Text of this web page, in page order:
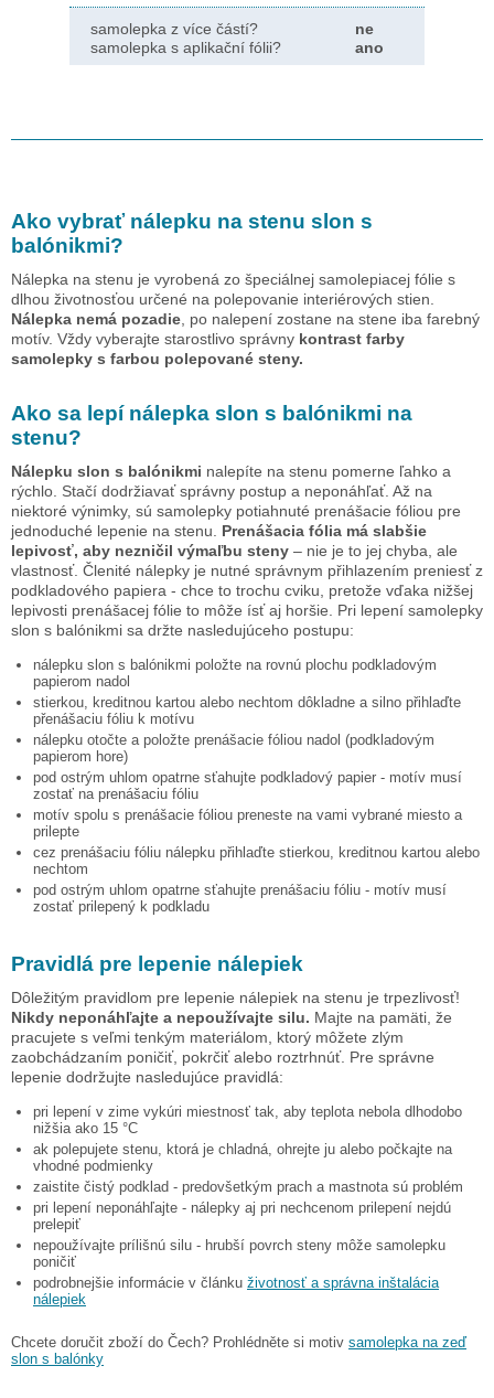
samolepka z více částí?
ne
samolepka s aplikační fólii?
ano
Ako vybrať nálepku na stenu slon s
balónikmi?
Nálepka na stenu je vyrobená zo špeciálnej samolepiacej fólie s
dlhou životnosťou určené na polepovanie interiérových stien.
Nálepka nemá pozadie , po nalepení zostane na stene iba farebný
motív. Vždy vyberajte starostlivo správny kontrast farby
samolepky s farbou polepované steny.
Ako sa lepí nálepka slon s balónikmi na
stenu?
Nálepku slon s balónikmi nalepíte na stenu pomerne ľahko a
rýchlo. Stačí dodržiavať správny postup a neponáhľať. Až na
niektoré výnimky, sú samolepky potiahnuté prenášacie fóliou pre
jednoduché lepenie na stenu. Prenášacia fólia má slabšie
lepivosť, aby nezničil výmaľbu steny – nie je to jej chyba, ale
vlastnosť. Členité nálepky je nutné správnym přihlazením preniesť z
podkladového papiera - chce to trochu cviku, pretože vďaka nižšej
lepivosti prenášacej fólie to môže ísť aj horšie. Pri lepení samolepky
slon s balónikmi sa držte nasledujúceho postupu:
nálepku slon s balónikmi položte na rovnú plochu podkladovým
papierom nadol
stierkou, kreditnou kartou alebo nechtom dôkladne a silno přihlaďte
přenášaciu fóliu k motívu
nálepku otočte a položte prenášacie fóliou nadol (podkladovým
papierom hore)
pod ostrým uhlom opatrne sťahujte podkladový papier - motív musí
zostať na prenášaciu fóliu
motív spolu s prenášacie fóliou preneste na vami vybrané miesto a
prilepte
cez prenášaciu fóliu nálepku přihlaďte stierkou, kreditnou kartou alebo
nechtom
pod ostrým uhlom opatrne sťahujte prenášaciu fóliu - motív musí
zostať prilepený k podkladu
Pravidlá pre lepenie nálepiek
Dôležitým pravidlom pre lepenie nálepiek na stenu je trpezlivosť!
Nikdy neponáhľajte a nepoužívajte silu. Majte na pamäti, že
pracujete s veľmi tenkým materiálom, ktorý môžete zlým
zaobchádzaním poničiť, pokrčiť alebo roztrhnúť. Pre správne
lepenie dodržujte nasledujúce pravidlá:
pri lepení v zime vykúri miestnosť tak, aby teplota nebola dlhodobo
nižšia ako 15 °C
ak polepujete stenu, ktorá je chladná, ohrejte ju alebo počkajte na
vhodné podmienky
zaistite čistý podklad - predovšetkým prach a mastnota sú problém
pri lepení neponáhľajte - nálepky aj pri nechcenom prilepení nejdú
prelepiť
nepoužívajte prílišnú silu - hrubší povrch steny môže samolepku
poničiť
podrobnejšie informácie v článku životnosť a správna inštalácia
nálepiek
Chcete doručit zboží do Čech? Prohlédněte si motiv samolepka na zeď
slon s balónky